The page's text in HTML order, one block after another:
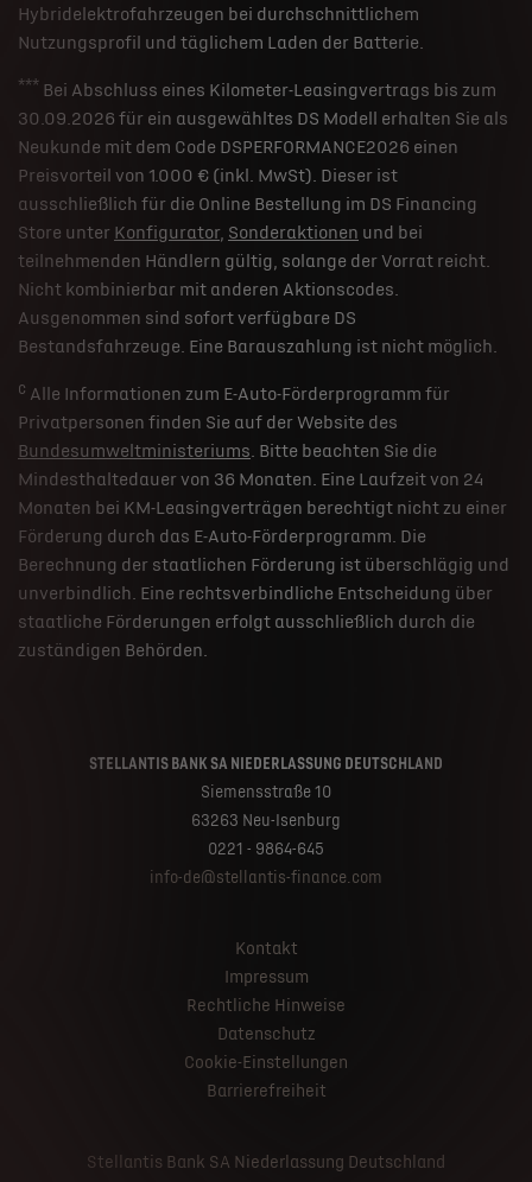
Hybridelektrofahrzeugen bei durchschnittlichem
Nutzungsprofil und täglichem Laden der Batterie.
*** Bei Abschluss eines Kilometer-Leasingvertrags bis zum
30.09.2026 für ein ausgewähltes DS Modell erhalten Sie als
Neukunde mit dem Code DSPERFORMANCE2026 einen
Preisvorteil von 1.000 € (inkl. MwSt). Dieser ist
ausschließlich für die Online Bestellung im DS Financing
Store unter Konfigurator, Sonderaktionen und bei
teilnehmenden Händlern gültig, solange der Vorrat reicht.
Nicht kombinierbar mit anderen Aktionscodes.
Ausgenommen sind sofort verfügbare DS
Bestandsfahrzeuge. Eine Barauszahlung ist nicht möglich.
c Alle Informationen zum E-Auto-Förderprogramm für
Privatpersonen finden Sie auf der Website des
Bundesumweltministeriums. Bitte beachten Sie die
Mindesthaltedauer von 36 Monaten. Eine Laufzeit von 24
Monaten bei KM-Leasingverträgen berechtigt nicht zu einer
Förderung durch das E-Auto-Förderprogramm. Die
Berechnung der staatlichen Förderung ist überschlägig und
unverbindlich. Eine rechtsverbindliche Entscheidung über
staatliche Förderungen erfolgt ausschließlich durch die
zuständigen Behörden.
STELLANTIS BANK SA NIEDERLASSUNG DEUTSCHLAND
Siemensstraße 10
63263 Neu-Isenburg
0221 - 9864-645
info-de@stellantis-finance.com
Kontakt
Impressum
Rechtliche Hinweise
Datenschutz
Cookie-Einstellungen
Barrierefreiheit
Stellantis Bank SA Niederlassung Deutschland